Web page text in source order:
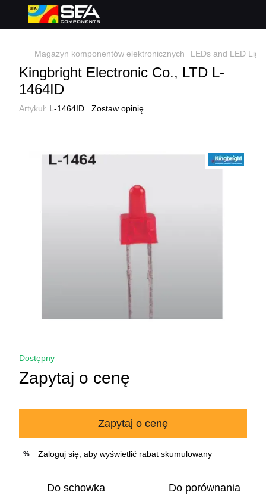
Magazyn komponentów elektronicznych LEDs and LED
Kingbright Electronic Co., LTD L-
1464ID
Artykuł: L-1464ID Zostaw opinię
Dostępny
Zapytaj o cenę
Zapytaj o cenę
% Zaloguj się , aby wyświetlić rabat skumulowany
Do schowka Do porównania